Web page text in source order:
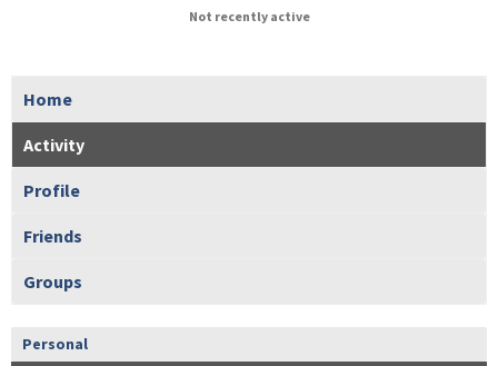
Not recently active
Home
Activity
Profile
Friends
Groups
Personal